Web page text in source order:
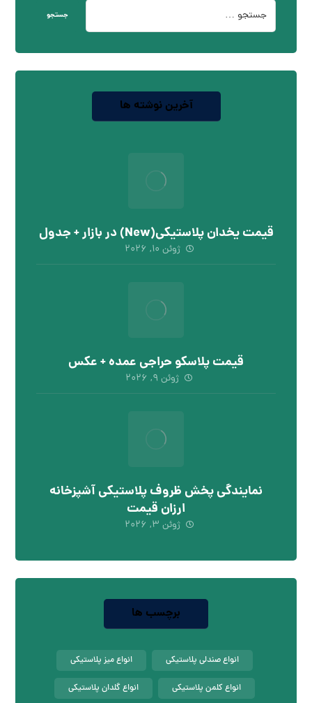
جستجو
آخرین نوشته ها
قیمت یخدان پلاستیکی(New) در بازار + جدول
ژوئن ۱۰, ۲۰۲۶
قیمت پلاسکو حراجی عمده + عکس
ژوئن ۹, ۲۰۲۶
نمایندگی پخش ظروف پلاستیکی آشپزخانه
ارزان قیمت
ژوئن ۳, ۲۰۲۶
برچسب ها
انواع صندلی پلاستیکی انواع میز پلاستیکی
انواع کلمن پلاستیکی انواع گلدان پلاستیکی